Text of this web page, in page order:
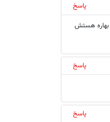
پاسخ
بهاره هستش
پاسخ
پاسخ